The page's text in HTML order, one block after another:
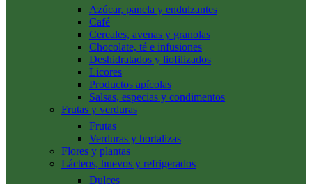
Azúcar, panela y endulzantes
Café
Cereales, avenas y granolas
Chocolate, té e infusiones
Deshidratados y liofilizados
Licores
Productos apícolas
Salsas, especias y condimentos
Frutas y verduras
Frutas
Verduras y hortalizas
Flores y plantas
Lácteos, huevos y refrigerados
Dulces